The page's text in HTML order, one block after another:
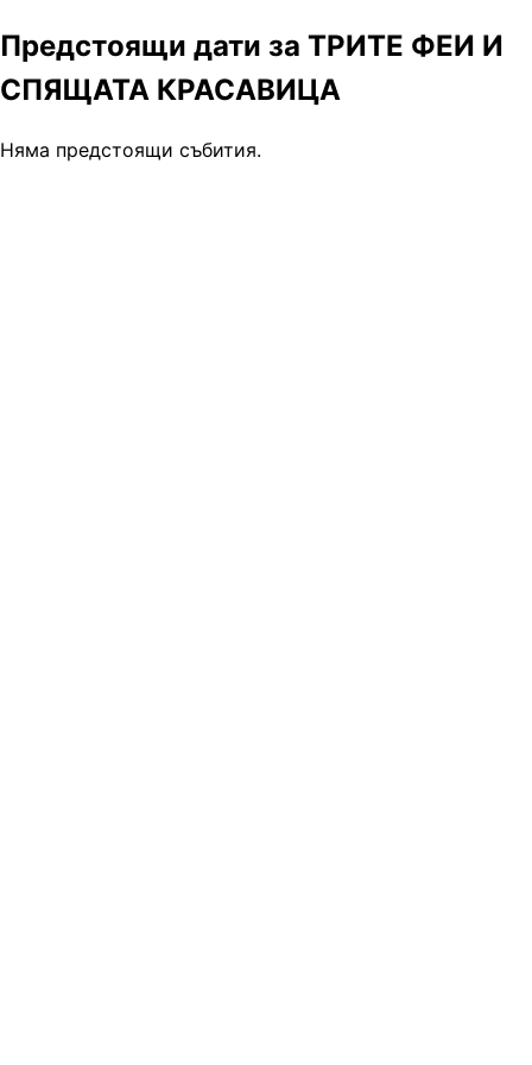
Предстоящи дати за ТРИТЕ ФЕИ И
СПЯЩАТА КРАСАВИЦА
Няма предстоящи събития.